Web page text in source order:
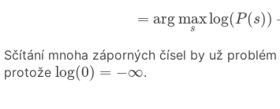
= argmax
s
log(P(s))
=argmaxslog( P(s
Sčítání mnoha záporných čísel by už
protože log(0) = −∞
log(0)=−∞ .